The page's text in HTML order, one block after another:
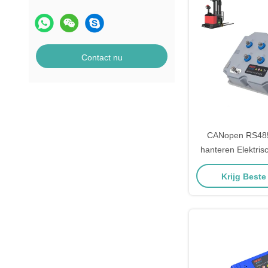
Contact nu
CANopen
hanteren
Krijg